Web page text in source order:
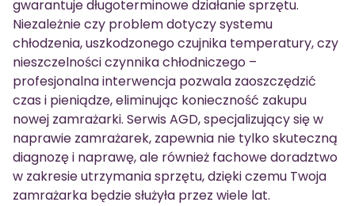
gwarantuje długoterminowe działanie sprzętu.
Niezależnie czy problem dotyczy systemu
chłodzenia, uszkodzonego czujnika temperatury, czy
nieszczelności czynnika chłodniczego –
profesjonalna interwencja pozwala zaoszczędzić
czas i pieniądze, eliminując konieczność zakupu
nowej zamrażarki. Serwis AGD, specjalizujący się w
naprawie zamrażarek, zapewnia nie tylko skuteczną
diagnozę i naprawę, ale również fachowe doradztwo
w zakresie utrzymania sprzętu, dzięki czemu Twoja
zamrażarka będzie służyła przez wiele lat.